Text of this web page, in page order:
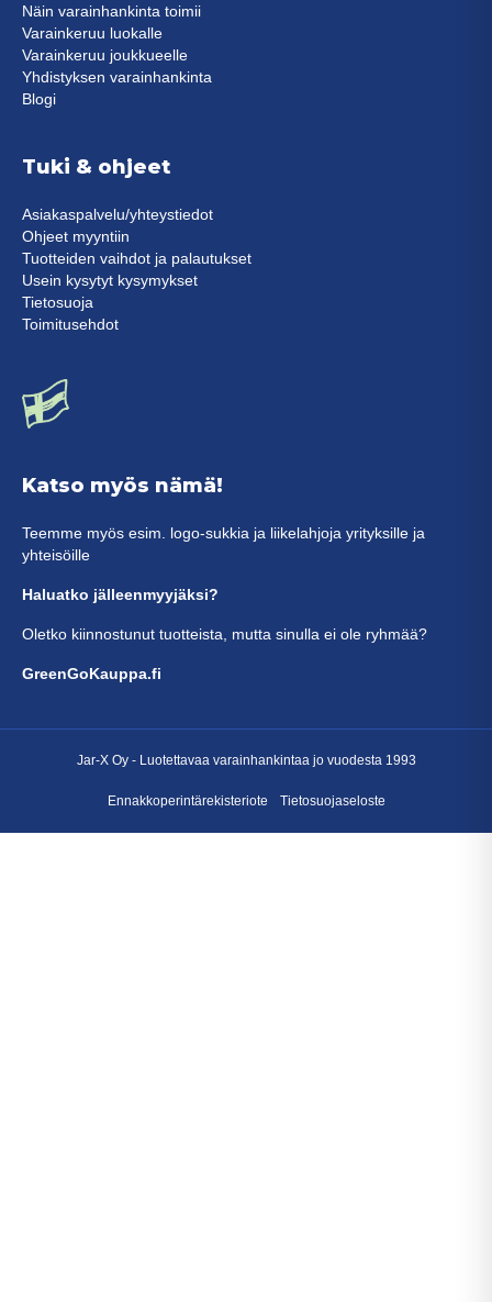
Näin varainhankinta toimii
Varainkeruu luokalle
Varainkeruu joukkueelle
Yhdistyksen varainhankinta
Blogi
Tuki & ohjeet
Asiakaspalvelu/yhteystiedot
Ohjeet myyntiin
Tuotteiden vaihdot ja palautukset
Usein kysytyt kysymykset
Tietosuoja
Toimitusehdot
Katso myös nämä!
Teemme myös esim. logo-sukkia ja liikelahjoja yrityksille ja
yhteisöille
Haluatko jälleenmyyjäksi?
Oletko kiinnostunut tuotteista, mutta sinulla ei ole ryhmää?
GreenGoKauppa.fi
Jar-X Oy - Luotettavaa varainhankintaa jo vuodesta 1993
Ennakkoperintärekisteriote Tietosuojaseloste